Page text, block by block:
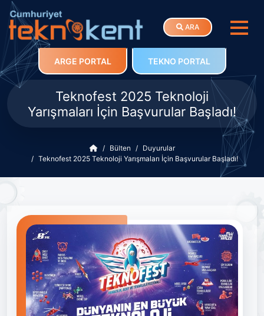
ARA
ARGE PORTAL TEKNO PORTAL
Teknofest 2025 Teknoloji
Yarışmaları İçin Başvurular Başladı!
Bülten
Duyurular
Teknofest 2025 Teknoloji Yarışmaları İçin Başvurular Başladı!